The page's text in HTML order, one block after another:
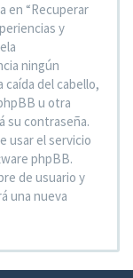
en “Recuperar
y
ningún
caída del cabello,
u otra
su contraseña.
usar el servicio
phpBB.
de usuario y
una nueva